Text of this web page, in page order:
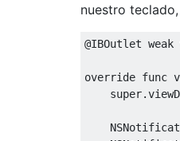
nuestro
@IBOutlet weak
override func
super.